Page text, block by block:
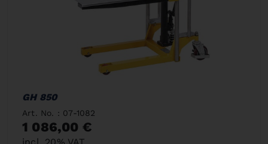
GH 850
Art. No. : 07-1082
1 086,00 €
incl. 20% VAT